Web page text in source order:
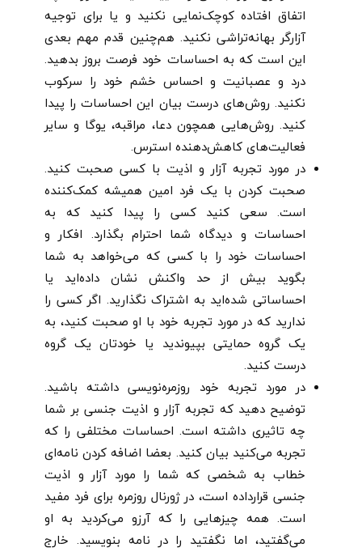
اتفاق افتاده کوچک‌نمایی نکنید و یا برای توجیه
آزارگر بهانه‌تراشی نکنید. هم‌چنین قدم مهم بعدی
این است که به احساسات خود فرصت بروز بدهید.
درد و عصبانیت و احساس خشم خود را سرکوب
نکنید. روش‌های درست بیان این احساسات را پیدا
کنید. روش‌هایی همچون دعا، مراقبه، یوگا و سایر
فعالیت‌های کاهش‌دهنده استرس.
در مورد تجربه آزار و اذیت با کسی صحبت کنید.
صحبت کردن با یک فرد امین همیشه کمک‌کننده
است. سعی کنید کسی را پیدا کنید که به
احساسات و دیدگاه شما احترام بگذارد. افکار و
احساسات خود را با کسی که می‌خواهد به شما
بگوید بیش از حد واکنش نشان داده‌اید یا
احساساتی شده‌اید به اشتراک نگذارید. اگر کسی را
ندارید که در مورد تجربه خود با او صحبت کنید، به
یک گروه حمایتی بپیوندید یا خودتان یک گروه
درست کنید.
در مورد تجربه‌ خود روزمره‌نویسی داشته باشید.
توضیح دهید که تجربه آزار و اذیت جنسی بر شما
چه تاثیری داشته است. احساسات مختلفی را که
تجربه می‌کنید بیان کنید. بعضا اضافه کردن نامه‌ای
خطاب به شخصی که شما را مورد آزار و اذیت
جنسی قرارداده است، در ژورنال روزمره برای فرد مفید
است. همه چیزهایی را که آرزو می‌کردید به او
می‌گفتید، اما نگفتید را در نامه بنویسید. خارج